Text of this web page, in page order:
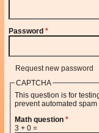
Password*
Request new password
CAPTCHA
This question is for
prevent automated
Math question*
3 + 0 =